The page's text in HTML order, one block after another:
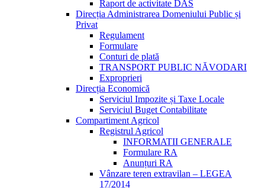
Raport de activitate DAS
Direcția Administrarea Domeniului Public și
Privat
Regulament
Formulare
Conturi de plată
TRANSPORT PUBLIC NĂVODARI
Exproprieri
Direcția Economică
Serviciul Impozite și Taxe Locale
Serviciul Buget Contabilitate
Compartiment Agricol
Registrul Agricol
INFORMATII GENERALE
Formulare RA
Anunțuri RA
Vânzare teren extravilan – LEGEA
17/2014